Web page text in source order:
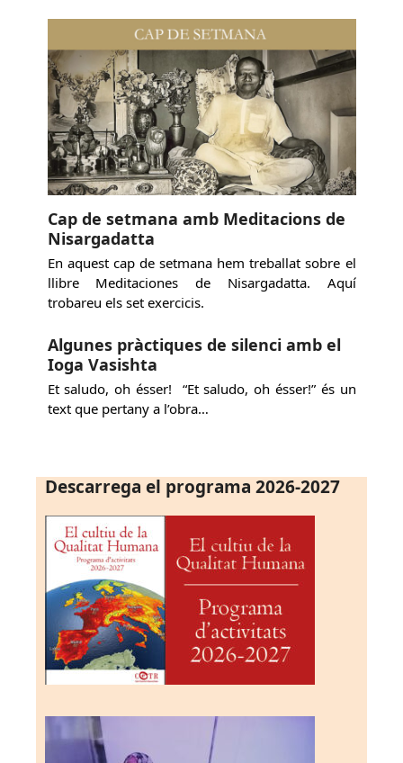
Cap de setmana amb Meditacions de
Nisargadatta
En aquest cap de setmana hem treballat sobre el
llibre Meditaciones de Nisargadatta. Aquí
trobareu els set exercicis.
Algunes pràctiques de silenci amb el
Ioga Vasishta
Et saludo, oh ésser! “Et saludo, oh ésser!” és un
text que pertany a l’obra…
Descarrega el programa 2026-2027